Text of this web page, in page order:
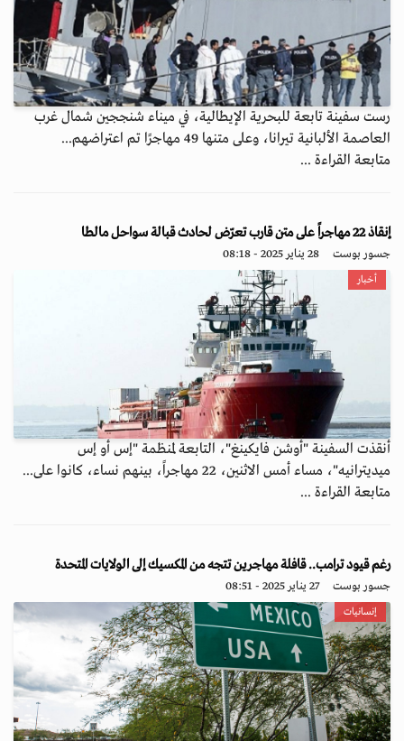
رست سفينة تابعة للبحرية الإيطالية، في ميناء شنججين شمال غرب
العاصمة الألبانية تيرانا، وعلى متنها 49 مهاجرًا تم اعتراضهم...
متابعة القراءة ...
إنقاذ 22 مهاجراً على متن قارب تعرّض لحادث قبالة سواحل مالطا
جسور بوست 28 يناير 2025 - 08:18
أخبار
أنقذت السفينة "أوشن فايكينغ"، التابعة لمنظمة "إس أو إس
ميديترانيه"، مساء أمس الاثنين، 22 مهاجراً، بينهم نساء، كانوا على...
متابعة القراءة ...
رغم قيود ترامب.. قافلة مهاجرين تتجه من المكسيك إلى الولايات المتحدة
جسور بوست 27 يناير 2025 - 08:51
إنسانيات